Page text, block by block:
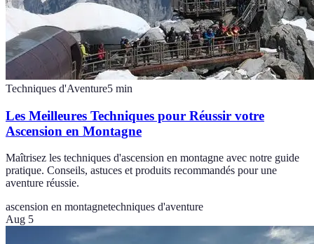
Techniques d'Aventure5 min
Les Meilleures Techniques pour Réussir votre
Ascension en Montagne
Maîtrisez les techniques d'ascension en montagne avec notre guide
pratique. Conseils, astuces et produits recommandés pour une
aventure réussie.
ascension en montagnetechniques d'aventure
Aug 5